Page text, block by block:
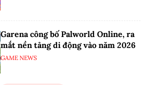
Garena công bố Palworld Online, ra
mắt nền tảng di động vào năm 2026
GAME NEWS